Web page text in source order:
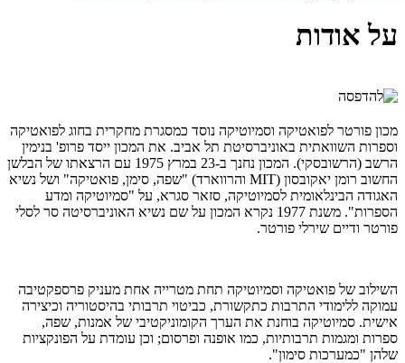
על אודות
מכון פורטר לפואטיקה וסמיוטיקה נוסד כמסגרת מחקרית בחוג לפואטיקה
וספרות השוואתית באוניברסיטת תל אביב. את המכון ייסד פרופ' בנימין
הרשב (הרשובסקי). המכון נחנך ב-23 במרץ 1975 עם הרצאתו של הבלשן
החשוב רומן יאקובסון (MIT והרווארד) "שפה, סימן, פואטיקה" ושל נשיא
האגודה הבינלאומית לסמיוטיקה, סזאר סגרא, על "סמיוטיקה ומדע
הספרות". משנת 1977 נקרא המכון על שם נשיא האוניברסיטה סר לסלי
פורטר ודיים שירלי פורטר.
השילוב של פואטיקה וסמיוטיקה תחת מטרייה אחת מעניק פרספקטיבה
עמוקה ללימודי התרבות כתקשורת, כביטוי תרבותי בהיסטוריה וכיצירה
אישית. סמיוטיקה בוחנת את הערך הקומוניקטיבי של אמנות, שפה,
ספרות ומגמות תרבותיות, כמו אופנה ופרסום; וכן עומדת על הפונקציות
שלהן "כמערכות סימון".